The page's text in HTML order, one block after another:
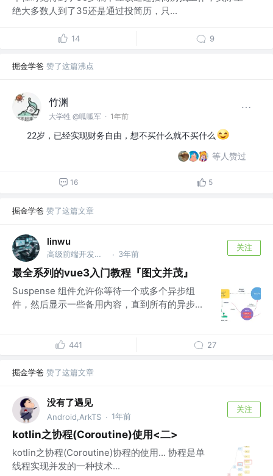
绝大多数人到了35还是通过投简历，只...
14 9
掘金学爸 赞了这篇沸点
竹渊
大学牲 @呱呱军 · 1年前
22岁，已经实现财务自由，想不买什么就不买什么
等人赞过
16 5
掘金学爸 赞了这篇文章
linwu
高级前端开发工程师 @腾讯 · 3年前
关注
最全系列的vue3入门教程『图文并茂』
Suspense 组件允许你等待一个或多个异步组
件，然后显示一些备用内容，直到所有的异步...
441 27
掘金学爸 赞了这篇文章
没有了遇见
Android,ArkTS · 1年前
关注
kotlin之协程(Coroutine)使用<二>
kotlin之协程(Coroutine)协程的使用... 协程是单
线程实现并发的一种技术...